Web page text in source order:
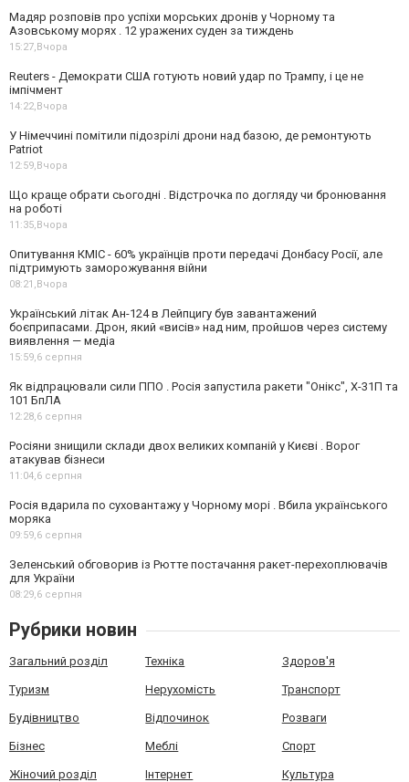
Мадяр розповів про успіхи морських дронів у Чорному та
Азовському морях . 12 уражених суден за тиждень
15:27, Вчора
Reuters - Демократи США готують новий удар по Трампу, і це не
імпічмент
14:22, Вчора
У Німеччині помітили підозрілі дрони над базою, де ремонтують
Patriot
12:59, Вчора
Що краще обрати сьогодні . Відстрочка по догляду чи бронювання
на роботі
11:35, Вчора
Опитування КМІС - 60% українців проти передачі Донбасу Росії, але
підтримують заморожування війни
08:21, Вчора
Український літак Ан-124 в Лейпцигу був завантажений
боєприпасами. Дрон, який «висів» над ним, пройшов через систему
виявлення — медіа
15:59, 6 серпня
Як відпрацювали сили ППО . Росія запустила ракети "Онікс", Х-31П та
101 БпЛА
12:28, 6 серпня
Росіяни знищили склади двох великих компаній у Києві . Ворог
атакував бізнеси
11:04, 6 серпня
Росія вдарила по суховантажу у Чорному морі . Вбила українського
моряка
09:59, 6 серпня
Зеленський обговорив із Рютте постачання ракет-перехоплювачів
для України
08:29, 6 серпня
Рубрики новин
Загальний розділ Техніка Здоров'я
Туризм Нерухомість Транспорт
Будівництво Відпочинок Розваги
Бізнес Меблі Спорт
Жіночий розділ Інтернет Культура